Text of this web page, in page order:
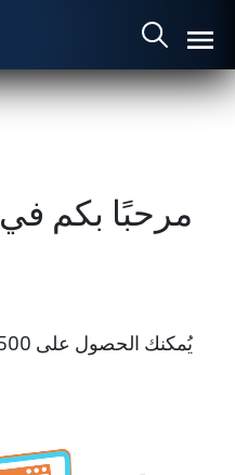
مرحبًا بكم في EZ.
يُمكنك الحصول على 500 نقطة من EZ!